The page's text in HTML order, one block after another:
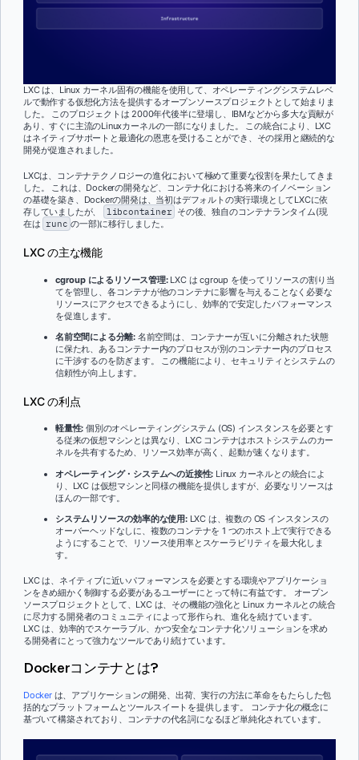
LXC は、Linux カーネル固有の機能を使用して、オペレーティングシステムレベ
ルで動作する仮想化方法を提供するオープンソースプロジェクトとして始まりま
した。 このプロジェクトは 2000年代後半に登場し、IBMなどから多大な貢献が
あり、すぐに主流のLinuxカーネルの一部になりました。 この統合により、LXC
はネイティブサポートと最適化の恩恵を受けることができ、その採用と継続的な
開発が促進されました。
LXCは、コンテナテクノロジーの進化において極めて重要な役割を果たしてきま
した。 これは、Dockerの開発など、コンテナ化における将来のイノベーション
の基礎を築き、Dockerの開発は、当初はデフォルトの実行環境としてLXCに依
存していましたが、
libcontainer その後、独自のコンテナランタイム(現
在は runc の一部)に移行しました。
LXC の主な機能
cgroup によるリソース管理:LXC は cgroup を使ってリソースの割り当
てを管理し、各コンテナが他のコンテナに影響を与えることなく必要な
リソースにアクセスできるようにし、効率的で安定したパフォーマンス
を促進します。
名前空間による分離: 名前空間は、コンテナーが互いに分離された状態
に保たれ、あるコンテナー内のプロセスが別のコンテナー内のプロセス
に干渉するのを防ぎます。 この機能により、セキュリティとシステムの
信頼性が向上します。
LXC の利点
軽量性: 個別のオペレーティングシステム (OS) インスタンスを必要とす
る従来の仮想マシンとは異なり、LXC コンテナはホストシステムのカー
ネルを共有するため、リソース効率が高く、起動が速くなります。
オペレーティング・システムへの近接性: Linux カーネルとの統合によ
り、LXC は仮想マシンと同様の機能を提供しますが、必要なリソースは
ほんの一部です。
システムリソースの効率的な使用:LXC は、複数の OS インスタンスの
オーバーヘッドなしに、複数のコンテナを 1 つのホスト上で実行できる
ようにすることで、リソース使用率とスケーラビリティを最大化しま
す。
LXC は、ネイティブに近いパフォーマンスを必要とする環境やアプリケーショ
ンをきめ細かく制御する必要があるユーザーにとって特に有益です。 オープン
ソースプロジェクトとして、LXC は、その機能の強化と Linux カーネルとの統合
に尽力する開発者のコミュニティによって形作られ、進化を続けています。
LXC は、効率的でスケーラブル、かつ安全なコンテナ化ソリューションを求め
る開発者にとって強力なツールであり続けています。
Dockerコンテナとは?
Dockerは、アプリケーションの開発、出荷、実行の方法に革命をもたらした包
括的なプラットフォームとツールスイートを提供します。 コンテナ化の概念に
基づいて構築されており、コンテナの代名詞になるほど単純化されています。